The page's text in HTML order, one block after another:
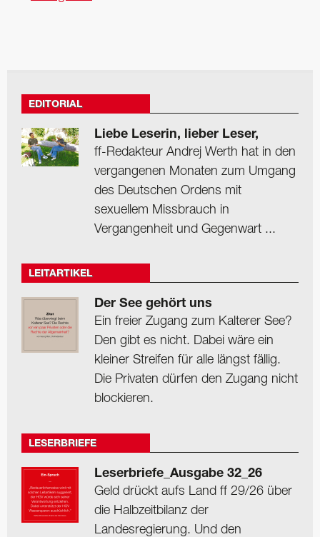
EDITORIAL
Liebe Leserin, lieber Leser,
ff-Redakteur Andrej Werth hat in den
vergangenen Monaten zum Umgang
des Deutschen Ordens mit
sexuellem Missbrauch in
Vergangenheit und Gegenwart ...
LEITARTIKEL
Der See gehört uns
Ein freier Zugang zum Kalterer See?
Den gibt es nicht. Dabei wäre ein
kleiner Streifen für alle längst fällig.
Die Privaten dürfen den Zugang nicht
blockieren.
LESERBRIEFE
Leserbriefe_Ausgabe 32_26
Geld drückt aufs Land ff 29/26 über
die Halbzeitbilanz der
Landesregierung. Und den